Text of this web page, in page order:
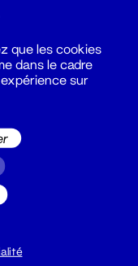
que les cookies
dans le cadre
sur